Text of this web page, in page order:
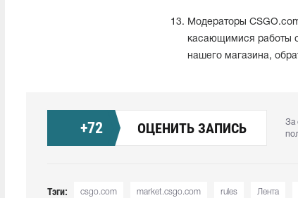
Модераторы
касающимися работы
нашего магазина,
+72 ОЦЕНИТЬ ЗАПИСЬ
За
Тэги: csgo.com market.csgo.com rules Лента